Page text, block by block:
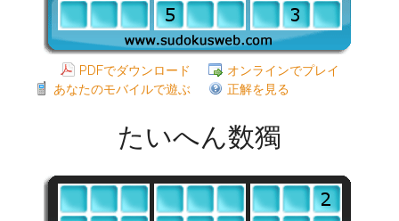
PDFでダウンロード
オンラインでプレイ
あなたのモバイルで遊ぶ
正解を見る
たいへん数獨